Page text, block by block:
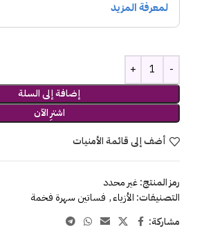
إضافة إلى السلة
اشترِ الآن
أضف إلى قائمة الأمنيات
رمز المنتج:غير محدد
التصنيفات: الأزياء, فساتين سهرة فخمة
مشاركة: